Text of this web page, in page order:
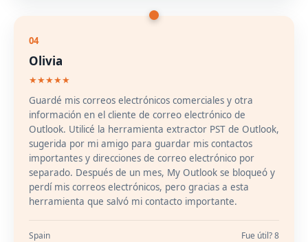
04
Olivia
★★★★★
Guardé mis correos electrónicos comerciales y otra
información en el cliente de correo electrónico de
Outlook. Utilicé la herramienta extractor PST de Outlook,
sugerida por mi amigo para guardar mis contactos
importantes y direcciones de correo electrónico por
separado. Después de un mes, My Outlook se bloqueó y
perdí mis correos electrónicos, pero gracias a esta
herramienta que salvó mi contacto importante.
Spain Fue útil? 8